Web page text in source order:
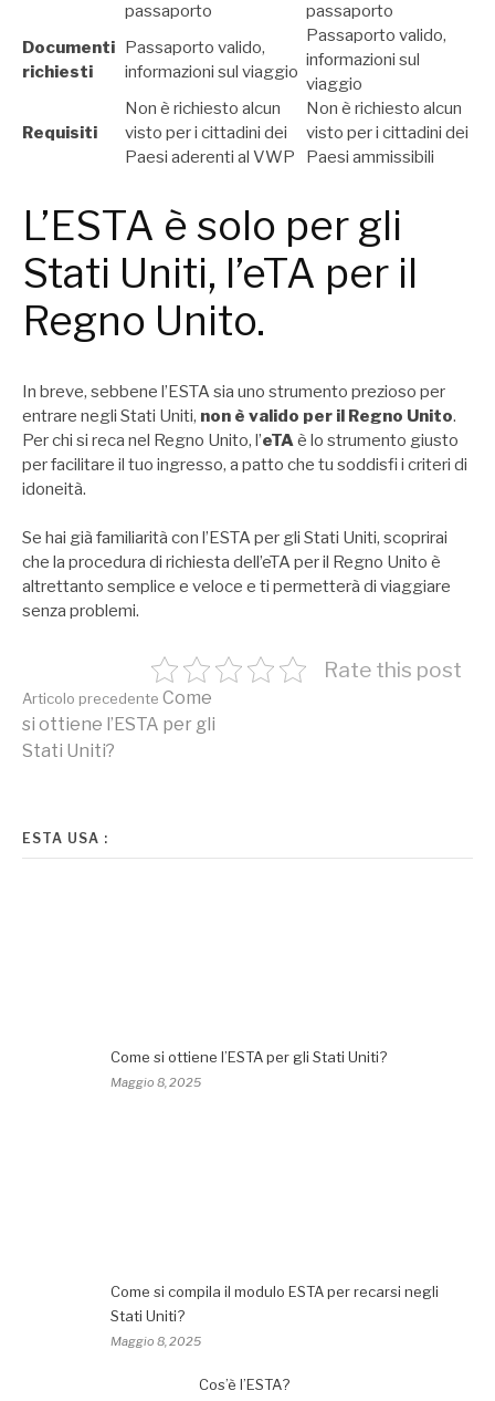
passaporto
passaporto
Documenti
richiesti
Passaporto valido,
informazioni sul viaggio
Passaporto valido,
informazioni sul
viaggio
Requisiti
Non è richiesto alcun
visto per i cittadini dei
Paesi aderenti al VWP
Non è richiesto alcun
visto per i cittadini dei
Paesi ammissibili
L’ESTA è solo per gli
Stati Uniti, l’eTA per il
Regno Unito.
In breve, sebbene l’ESTA sia uno strumento prezioso per
entrare negli Stati Uniti, non è valido per il Regno Unito.
Per chi si reca nel Regno Unito, l’eTA è lo strumento giusto
per facilitare il tuo ingresso, a patto che tu soddisfi i criteri di
idoneità.
Se hai già familiarità con l’ESTA per gli Stati Uniti, scoprirai
che la procedura di richiesta dell’eTA per il Regno Unito è
altrettanto semplice e veloce e ti permetterà di viaggiare
senza problemi.
Rate this post
Continua
leggere
Articolo precedente Come
si ottiene l’ESTA per gli
Stati Uniti?
ESTA USA :
Come si ottiene l’ESTA per gli Stati Uniti?
Maggio 8, 2025
Come si compila il modulo ESTA per recarsi negli
Stati Uniti?
Maggio 8, 2025
Cos’è l’ESTA?